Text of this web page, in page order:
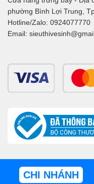
phường Bình Lợi Trung,
Hotline/Zalo: 0924077770
Email:
CHI NHÁNH